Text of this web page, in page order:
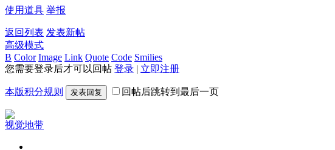
使用道具 举报
返回列表 发表新帖
高级模式
B Color Image Link Quote Code Smilies
您需要登录后才可以回帖 登录 | 立即注册
本版积分规则 发表回复 回帖后跳转到最后一页
视觉地带